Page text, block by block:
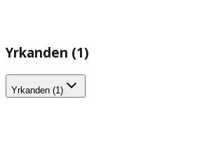
Yrkanden (1)
Yrkanden (1)